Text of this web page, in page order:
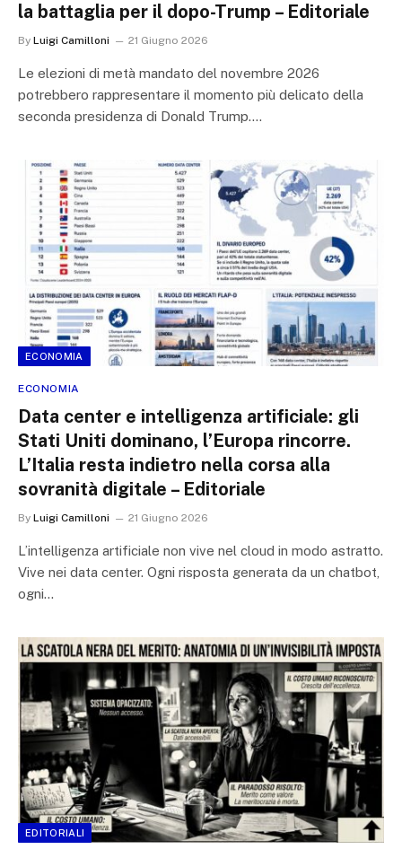
la battaglia per il dopo-Trump – Editoriale
By Luigi Camilloni 21 Giugno 2026
Le elezioni di metà mandato del novembre 2026
potrebbero rappresentare il momento più delicato della
seconda presidenza di Donald Trump.…
ECONOMIA
ECONOMIA
Data center e intelligenza artificiale: gli
Stati Uniti dominano, l’Europa rincorre.
L’Italia resta indietro nella corsa alla
sovranità digitale – Editoriale
By Luigi Camilloni 21 Giugno 2026
L’intelligenza artificiale non vive nel cloud in modo astratto.
Vive nei data center. Ogni risposta generata da un chatbot,
ogni…
EDITORIALI